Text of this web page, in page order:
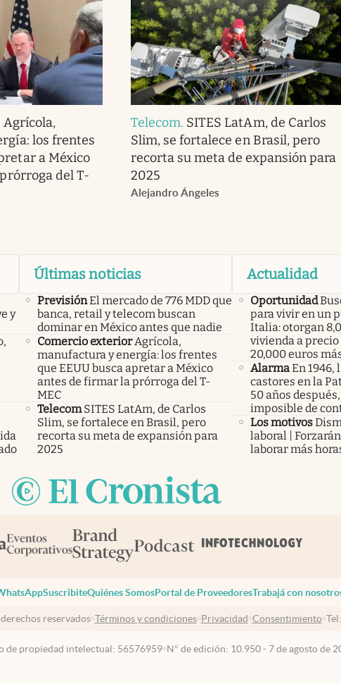
Agrícola,
los frentes
a México
del T-
Telecom. SITES LatAm, de Carlos
Slim, se fortalece en Brasil, pero
recorta su meta de expansión para
2025
Alejandro Ángeles
y
Últimas noticias
PrevisiónEl mercado de 776 MDD que
banca, retail y telecom buscan
dominar en México antes que nadie
Comercio exterior Agrícola,
manufactura y energía: los frentes
que EEUU busca apretar a México
antes de firmar la prórroga del T-
MEC
Telecom SITES LatAm, de Carlos
Slim, se fortalece en Brasil, pero
recorta su meta de expansión para
2025
Actualidad
Oportunidad
para vivir en un
Italia: otorgan
vivienda a
20,000 euros
AlarmaEn 1946,
castores en la
50 años
imposible de
Los motivos
laboral |
laborar más
SuscribiteQuiénes SomosPortal de ProveedoresTrabajá con
reservados Términos y condiciones Privacidad Consentimiento Tel:
de propiedad intelectual: 56576959 N° de edición: 10.950 - 7 de agosto de